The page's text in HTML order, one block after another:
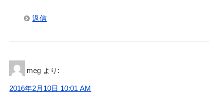
返信
meg より:
2016年2月10日 10:01 AM